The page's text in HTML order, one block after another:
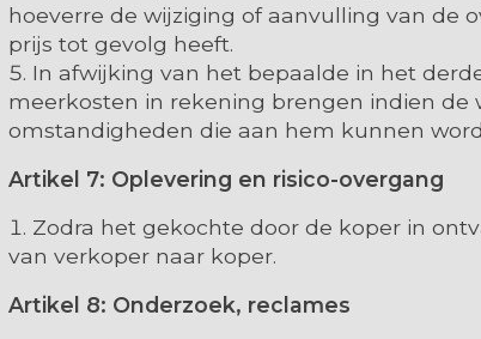
hoeverre de wijziging of aanvulling van de
prijs tot gevolg heeft.
In afwijking van het bepaalde in het
meerkosten in rekening brengen indien de
omstandigheden die aan hem kunnen
Artikel 7: Oplevering en risico-overgang
Zodra het gekochte door de koper in
van verkoper naar koper.
Artikel 8: Onderzoek, reclames